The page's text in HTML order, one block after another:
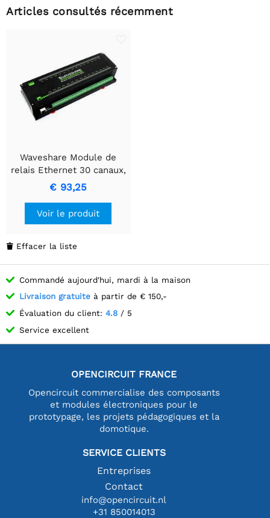
Articles consultés récemment
Waveshare Module de
relais Ethernet 30 canaux,
protocole Modbus
RTU/Modbus TCP,
communication par port
PoE, avec divers circuits
protection.
€ 93,25
Voir le produit
 Effacer la liste
Commandé aujourd'hui, mardi à la maison
Livraison gratuite à partir de € 150,-
Évaluation du client: 4.8 / 5
Service excellent
OPENCIRCUIT FRANCE
Opencircuit commercialise des composants
et modules électroniques pour le
prototypage, les projets pédagogiques et la
domotique.
SERVICE CLIENTS
Entreprises
Contact
info@opencircuit.nl
+31 850014013